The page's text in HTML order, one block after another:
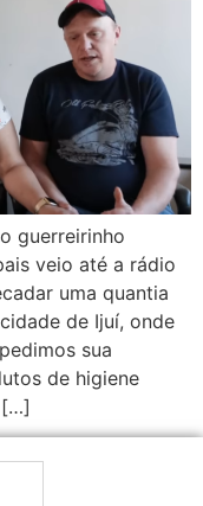
guerreirinho
veio até a rádio
uma quantia
de Ijuí, onde
sua
de higiene
[…]